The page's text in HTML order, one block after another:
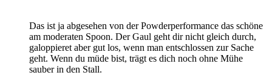
Das ist ja abgesehen von der Powderperformance das schöne
am moderaten Spoon. Der Gaul geht dir nicht gleich durch,
galoppieret aber gut los, wenn man entschlossen zur Sache
geht. Wenn du müde bist, trägt es dich noch ohne Mühe
sauber in den Stall.